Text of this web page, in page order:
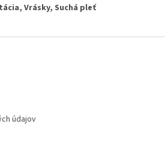
Vrásky, Suchá pleť
údajov